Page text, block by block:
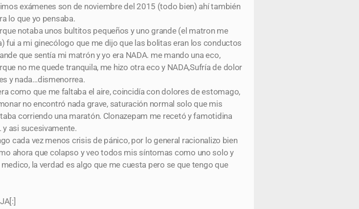
exámenes son de noviembre del 2015 (todo bien) ahí también
lo que yo pensaba.
notaba unos bultitos pequeños y uno grande (el matron me
fui a mi ginecólogo que me dijo que las bolitas eran los conductos
que sentía mi matrón y yo era NADA. me mando una eco,
no me quede tranquila, me hizo otra eco y NADA,Sufría de dolor
y nada…dismenorrea.
como que me faltaba el aire, coincidía con dolores de estomago,
no encontró nada grave, saturación normal solo que mis
corriendo una maratón. Clonazepam me recetó y famotidina
asi sucesivamente.
cada vez menos crisis de pánico, por lo general racionalizo bien
ahora que colapso y veo todos mis síntomas como uno solo y
la verdad es algo que me cuesta pero se que tengo que